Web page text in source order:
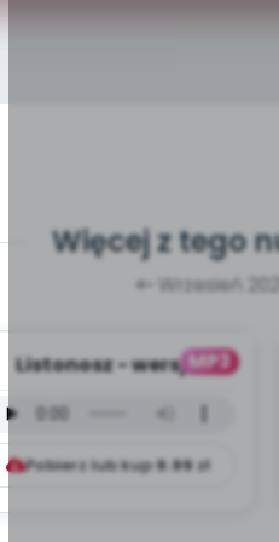
Więcej z tego
Wrzesień 2021
MP3
Listonosz - wersja
Pobierz lub kup9.99zł